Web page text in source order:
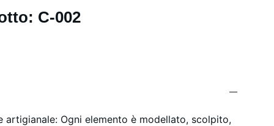
C-002
artigianale: Ogni elemento è modellato, scolpito,